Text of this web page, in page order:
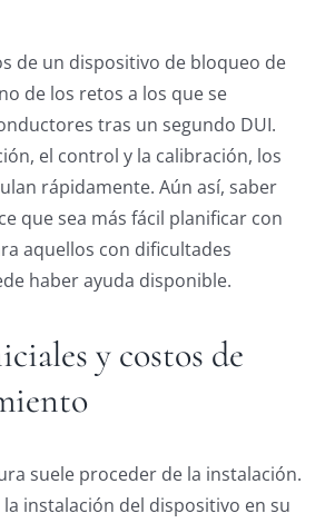
de un dispositivo de bloqueo de
de los retos a los que se
tras un segundo DUI.
el control y la calibración, los
rápidamente. Aún así, saber
que sea más fácil planificar con
aquellos con dificultades
haber ayuda disponible.
y costos de
suele proceder de la instalación.
la instalación del dispositivo en su